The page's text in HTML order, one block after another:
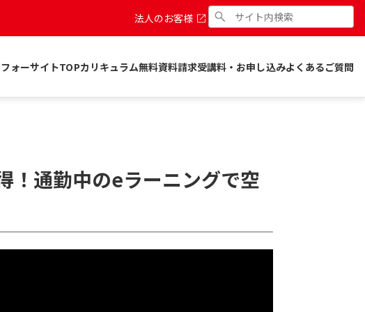
法人のお客様
フォーサイトTOPカリキュラム無料資料請求受講料・お申し込みよくあるご質問
！通勤中のeラーニングで空